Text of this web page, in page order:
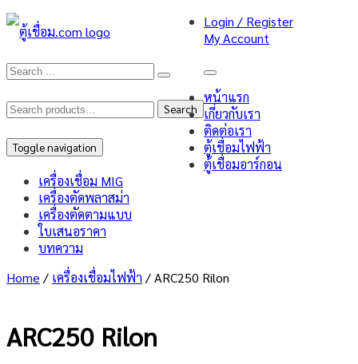
Search
for:
Search
Toggle navigation
Login / Register
My Account
หน้าแรก
เกี่ยวกับเรา
ติดต่อเรา
ตู้เชื่อมไฟฟ้า
ตู้เชื่อมอาร์กอน
เครื่องเชื่อม MIG
เครื่องตัดพลาสม่า
เครื่องตัดตามแบบ
ใบเสนอราคา
บทความ
Home / เครื่องเชื่อมไฟฟ้า / ARC250 Rilon
ARC250 Rilon